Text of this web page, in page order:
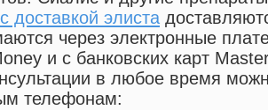
доставкой элиста
через электронные
и с банковских карт
в любое время
телефонам: